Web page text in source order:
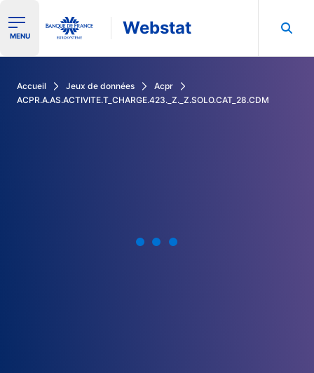
Ouvrir le menu de navigation
MENU Webstat
Accueil Jeux de données
Acpr
ACPR.A.AS.ACTIVITE.T_CHARGE.423._Z._Z.SOLO.CAT_28.CDM